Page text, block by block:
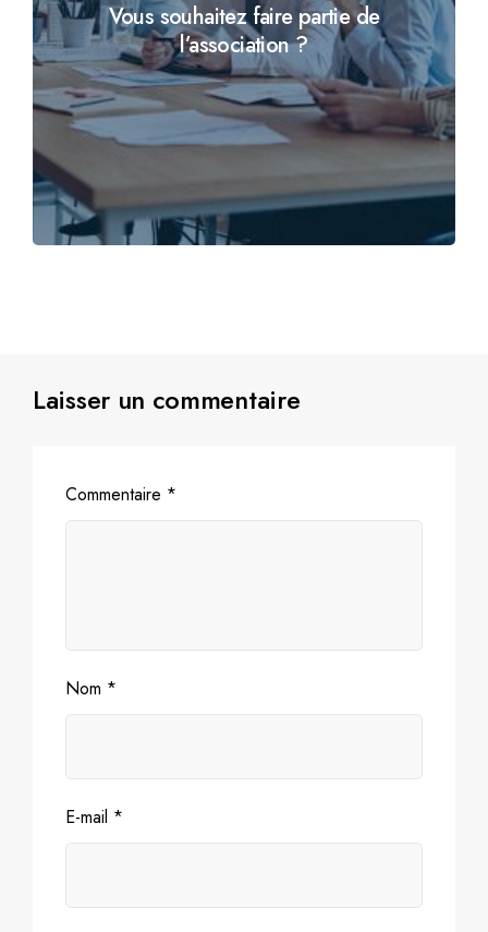
Vous souhaitez faire partie de
l’association ?
Laisser un commentaire
Commentaire *
Nom *
E-mail *